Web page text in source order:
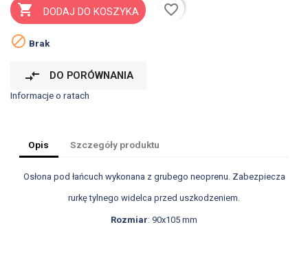
 DODAJ DO KOSZYKA
favorite_border
 Brak
compare_arrows DO PORÓWNANIA
Informacje o ratach
Opis Szczegóły produktu
Osłona pod łańcuch wykonana z grubego neoprenu. Zabezpiecza
rurkę tylnego widelca przed uszkodzeniem.
Rozmiar: 90x105 mm